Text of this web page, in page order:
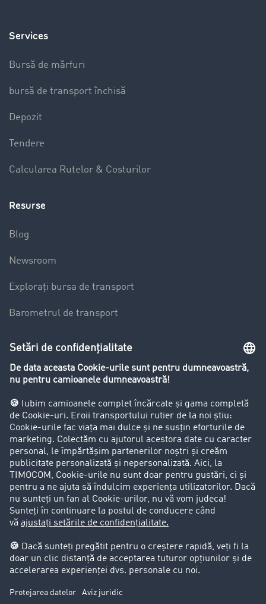
Services
Bursă de mărfuri
bursă de transport închisă
Depozit
Tendere
Calcularea Rutelor & Costurilor
Resurse
Blog
Newsroom
Explorați bursa de transport
Barometrul de transport
Restricții de circulație pentru autocamioane
Firma
Success Stories
Clienții aduc clienți
Aspecte legale
Impressum
Protecția datelor
Cookie-Einstellungen